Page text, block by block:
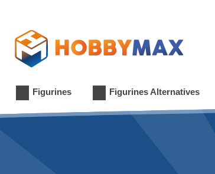
Figurines Figurines Alternatives